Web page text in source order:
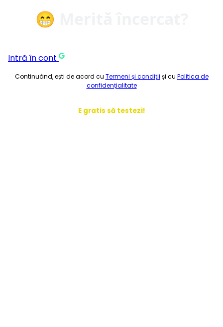
😁 Merită încercat?
Intră în cont
Continuând, ești de acord cu Termeni și condiții și cu Politica de
confidențialitate
E gratis să testezi!